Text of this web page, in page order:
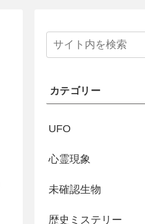
カテゴリー
UFO
心霊現象
未確認生物
歴史ミステリー